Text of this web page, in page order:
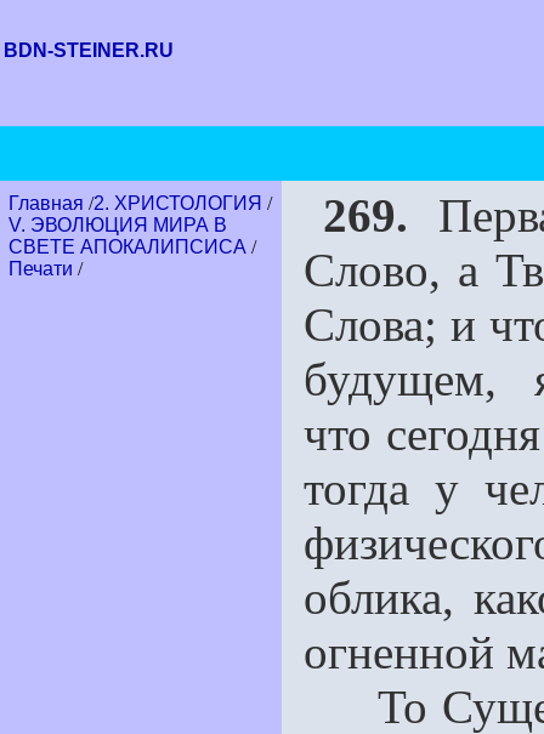
BDN-STEINER.RU
Главная /2. ХРИСТОЛОГИЯ /
V. ЭВОЛЮЦИЯ МИРА В
СВЕТЕ АПОКАЛИПСИСА /
Печати /
269.
Слово, а
Слова; и
будущем,
что
тогда у
облика,
огненной
То